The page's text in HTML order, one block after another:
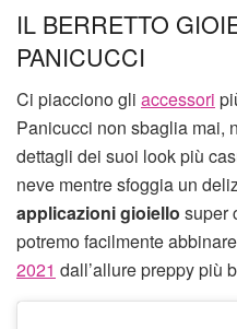
IL BERRETTO
PANICUCCI
Ci piacciono gli accessori
Panicucci non sbaglia mai,
dettagli dei suoi look più
neve mentre sfoggia un
applicazioni gioiello super
potremo facilmente
2021 dall’allure preppy più